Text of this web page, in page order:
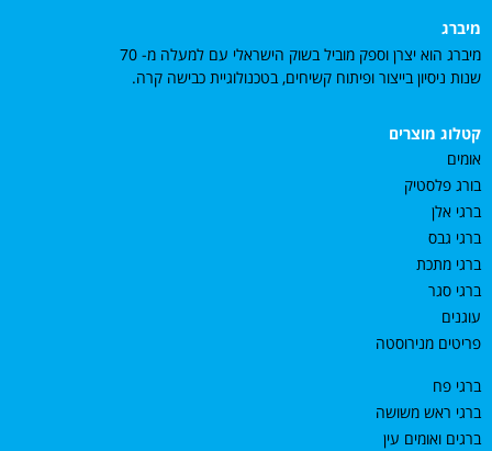
מיברג
מיברג הוא יצרן וספק מוביל בשוק הישראלי עם למעלה מ- 70
שנות ניסיון בייצור ופיתוח קשיחים, בטכנולוגיית כבישה קרה.
קטלוג מוצרים
אומים
בורג פלסטיק
ברגי אלן
ברגי גבס
ברגי מתכת
ברגי סגר
עוגנים
פריטים מנירוסטה
ברגי פח
ברגי ראש משושה
ברגים ואומים עין